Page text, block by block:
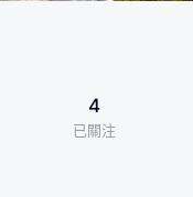
4
已關注